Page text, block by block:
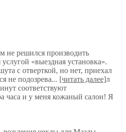
не решился производить
услугой «выездная установка».
с отверткой, но нет, приехал
не подозрева... [читать далее]л
соответствуют
часа и у меня кожаный салон! Я